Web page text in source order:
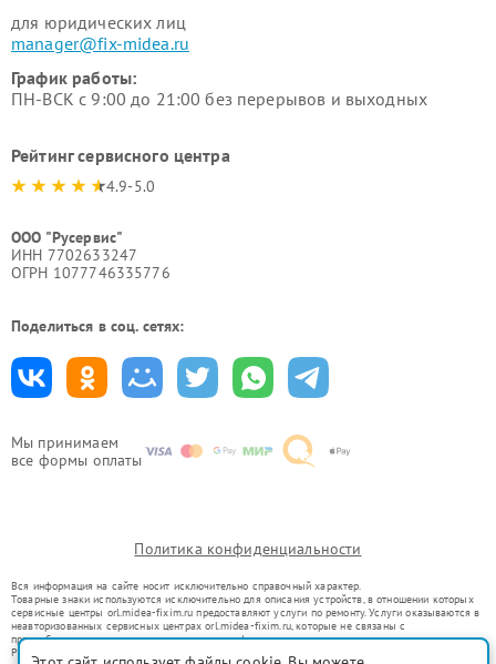
Мы принимаем
все формы оплаты
для юридических лиц
manager@fix-midea.ru
График работы:
ПН-ВСК с 9:00 до 21:00 без перерывов и выходных
Рейтинг сервисного центра
4.9-5.0
ООО "Русервис"
ИНН 7702633247
ОГРН 1077746335776
Поделиться в соц. сетях:
Политика конфиденциальности
Вся информация на сайте носит исключительно справочный характер.
Товарные знаки используются исключительно для описания устройств, в отношении которых
сервисные центры orl.midea-fixim.ru предоставляют услуги по ремонту. Услуги оказываются в
неавторизованных сервисных центрах orl.midea-fixim.ru, которые не связаны с
правообладателями товарных знаков или их официальными представителями.
Ремонт осуществляется для устройств, уже введенных в гражданский оборот в соответствии